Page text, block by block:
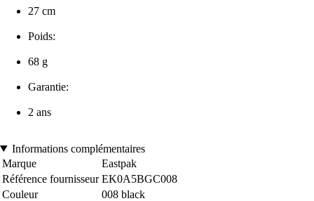
27 cm
Poids:
68 g
Garantie:
2 ans
Informations complémentaires
Marque
Eastpak
Référence fournisseur EK0A5BGC008
Couleur
008 black